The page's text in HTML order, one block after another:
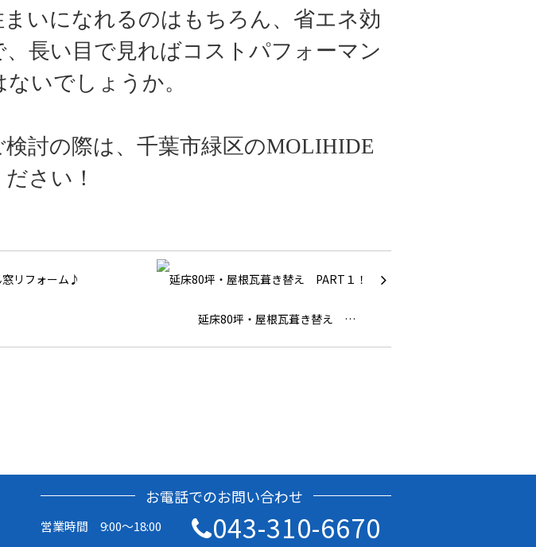
いになれるのはもちろん、省エネ効
長い目で見ればコストパフォーマン
いでしょうか。
討の際は、千葉市緑区のMOLIHIDE
さい！
リフォーム♪
延床80坪・屋根瓦葺き替え …
お電話でのお問い合わせ
営業時間 9:00～18:00 043-310-6670